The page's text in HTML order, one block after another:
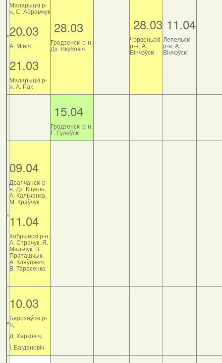
Маларыцкі р-
н, С. Абрамчук
20.03
А. Мініч
21.03
Маларыцкі р-
н. А. Рак
28.03
Гродзенскі р-н,
Дз. Якубовіч
28.03
Чэрвеньскі
р-н, А.
Вінчэўскі
11.04
Лепельскі
р-н, А.
Вінчэўскі
15.04
Гродзенскі р-н,
Г. Гулеўскі
09.04
Драгічанскі р-
н, Дз. Кіцель,
А. Кальчанка,
М. Краўчук
11.04
Кобрынскі р-н,
А. Страчук, Я.
Мальчук, В.
Праташчык,
А. Кляўцэвіч,
В. Тарасенка
10.03
Бярозаўскі р-
н,
Д. Харковіч,
І. Багдановіч